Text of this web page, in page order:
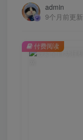
admin
9个月前更新
付费阅读